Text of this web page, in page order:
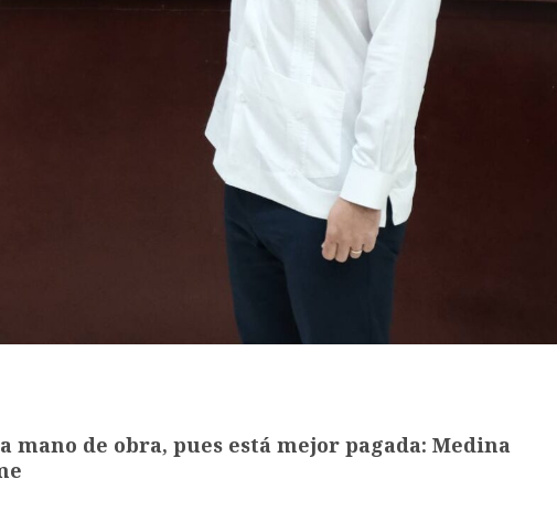
mano de obra, pues está mejor pagada: Medina